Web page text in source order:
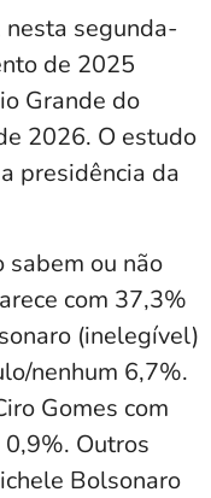
segunda-
de 2025
Grande do
2026. O estudo
presidência da
sabem ou não
com 37,3%
(inelegível)
nenhum 6,7%.
Gomes com
Outros
Bolsonaro